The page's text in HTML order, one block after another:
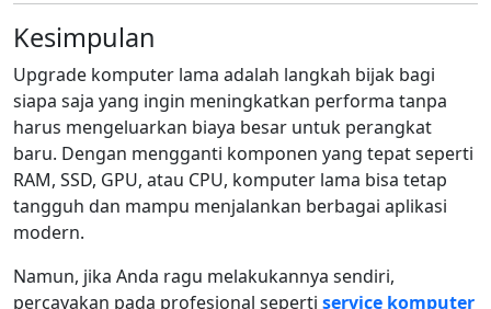
Kesimpulan
Upgrade komputer lama adalah langkah bijak bagi
siapa saja yang ingin meningkatkan performa tanpa
harus mengeluarkan biaya besar untuk perangkat
baru. Dengan mengganti komponen yang tepat seperti
RAM, SSD, GPU, atau CPU, komputer lama bisa tetap
tangguh dan mampu menjalankan berbagai aplikasi
modern.
Namun, jika Anda ragu melakukannya sendiri,
percayakan pada profesional seperti service komputer